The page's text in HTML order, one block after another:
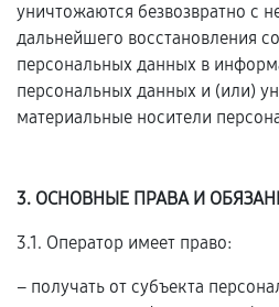
уничтожаются безвозвратно с
дальнейшего восстановления
персональных данных в
персональных данных и (или)
материальные носители
3. ОСНОВНЫЕ ПРАВА И
3.1. Оператор имеет право:
– получать от субъекта